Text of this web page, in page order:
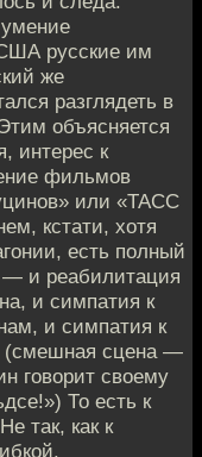
умение
русские им
же
разглядеть в
объясняется
интерес к
фильмов
или «ТАСС
кстати, хотя
есть полный
— и реабилитация
и симпатия к
и симпатия к
(смешная сцена —
говорит своему
То есть к
так, как к